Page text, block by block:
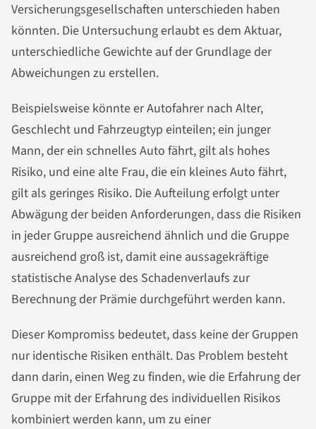
Versicherungsgesellschaften unterschieden haben
könnten. Die Untersuchung erlaubt es dem Aktuar,
unterschiedliche Gewichte auf der Grundlage der
Abweichungen zu erstellen.
Beispielsweise könnte er Autofahrer nach Alter,
Geschlecht und Fahrzeugtyp einteilen; ein junger
Mann, der ein schnelles Auto fährt, gilt als hohes
Risiko, und eine alte Frau, die ein kleines Auto fährt,
gilt als geringes Risiko. Die Aufteilung erfolgt unter
Abwägung der beiden Anforderungen, dass die Risiken
in jeder Gruppe ausreichend ähnlich und die Gruppe
ausreichend groß ist, damit eine aussagekräftige
statistische Analyse des Schadenverlaufs zur
Berechnung der Prämie durchgeführt werden kann.
Dieser Kompromiss bedeutet, dass keine der Gruppen
nur identische Risiken enthält. Das Problem besteht
dann darin, einen Weg zu finden, wie die Erfahrung der
Gruppe mit der Erfahrung des individuellen Risikos
kombiniert werden kann, um zu einer